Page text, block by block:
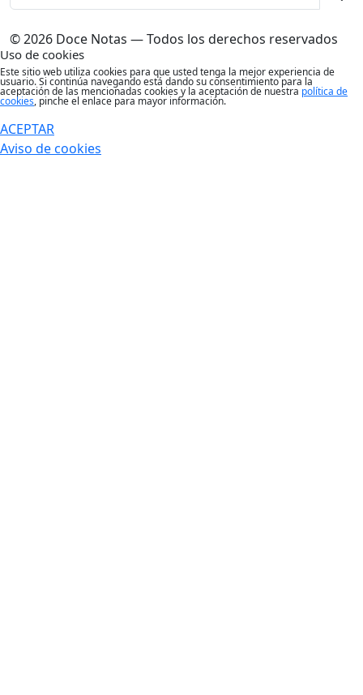
© 2026 Doce Notas — Todos los derechos reservados
Uso de cookies
Este sitio web utiliza cookies para que usted tenga la mejor experiencia de
usuario. Si continúa navegando está dando su consentimiento para la
aceptación de las mencionadas cookies y la aceptación de nuestra política de
cookies, pinche el enlace para mayor información.
ACEPTAR
Aviso de cookies